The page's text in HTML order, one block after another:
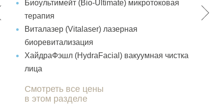
Биоультимейт (Bio-Ultimate) микротоковая
терапия
Виталазер (Vitalaser) лазерная
биоревитализация
ХайдраФэшл (HydraFacial) вакуумная чистка
лица
Смотреть все цены
в этом разделе